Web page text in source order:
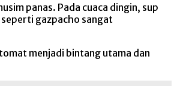
panas. Pada cuaca dingin, sup
gazpacho sangat
menjadi bintang utama dan